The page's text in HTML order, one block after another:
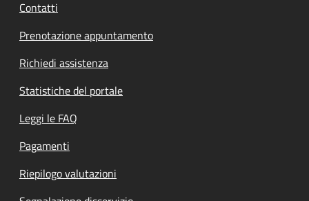
Contatti
Prenotazione appuntamento
Richiedi assistenza
Statistiche del portale
Leggi le FAQ
Pagamenti
Riepilogo valutazioni